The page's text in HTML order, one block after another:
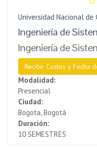
Universidad Nacional de
Ingeniería de
Ingeniería de
Recibir Costos y Fecha
Modalidad:
Presencial
Ciudad:
Bogota, Bogotá
Duración:
10 SEMESTRES